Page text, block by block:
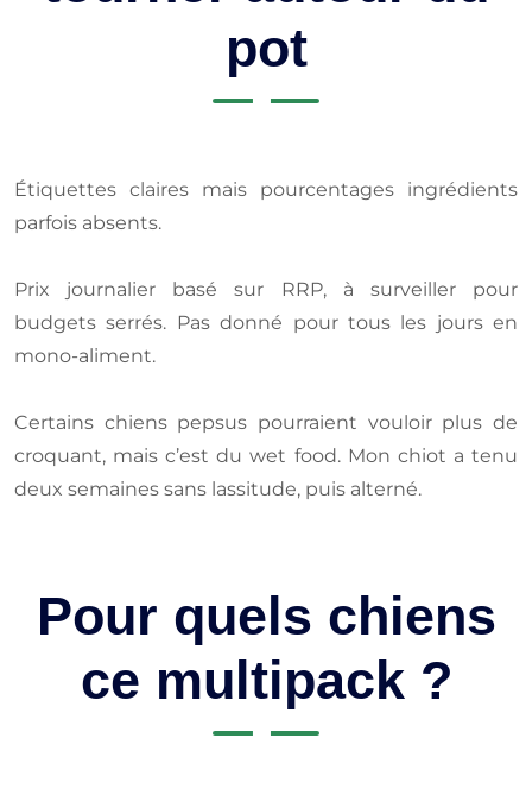
pot
Étiquettes claires mais pourcentages ingrédients
parfois absents.
Prix journalier basé sur RRP, à surveiller pour
budgets serrés. Pas donné pour tous les jours en
mono-aliment.
Certains chiens pepsus pourraient vouloir plus de
croquant, mais c’est du wet food. Mon chiot a tenu
deux semaines sans lassitude, puis alterné.
Pour quels chiens
ce multipack ?